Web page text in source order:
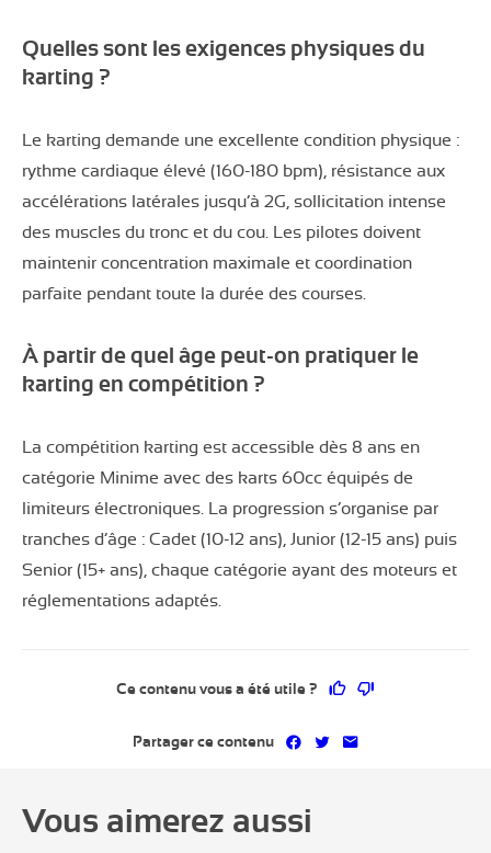
Quelles sont les exigences physiques du
karting ?
Le karting demande une excellente condition physique :
rythme cardiaque élevé (160-180 bpm), résistance aux
accélérations latérales jusqu’à 2G, sollicitation intense
des muscles du tronc et du cou. Les pilotes doivent
maintenir concentration maximale et coordination
parfaite pendant toute la durée des courses.
À partir de quel âge peut-on pratiquer le
karting en compétition ?
La compétition karting est accessible dès 8 ans en
catégorie Minime avec des karts 60cc équipés de
limiteurs électroniques. La progression s’organise par
tranches d’âge : Cadet (10-12 ans), Junior (12-15 ans) puis
Senior (15+ ans), chaque catégorie ayant des moteurs et
réglementations adaptés.
Ce contenu vous a été utile ? Ce contenu vous
Partager ce contenu Partager sur Facebook
Partager sur Twitter
Partager par
Vous aimerez aussi